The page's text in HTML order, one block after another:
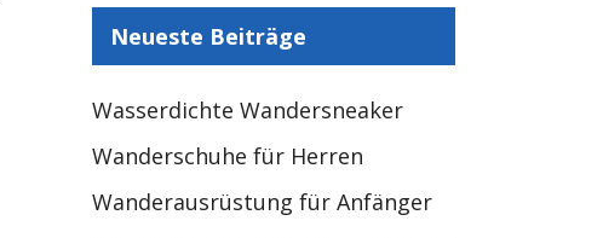
Neueste Beiträge
Wasserdichte Wandersneaker
Wanderschuhe für Herren
Wanderausrüstung für Anfänger